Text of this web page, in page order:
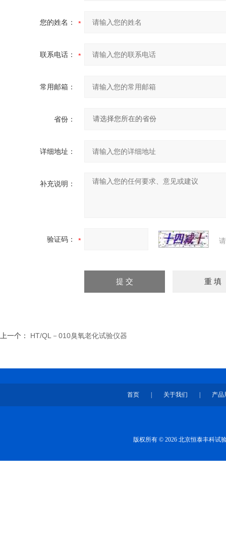
您的姓名：
联系电话：
常用邮箱：
省份：
详细地址：
补充说明：
验证码：
上一个： HT/QL－010臭氧老化试验仪器
首页 关于我们 产品
版权所有 © 2026 北京恒泰丰科试